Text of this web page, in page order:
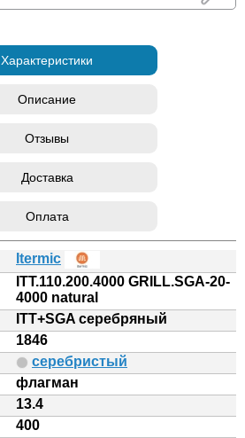
Характеристики
Описание
Отзывы
Доставка
Оплата
Itermic
ITT.110.200.4000 GRILL.SGA-20-
4000 natural
ITT+SGA серебряный
1846
серебристый
флагман
13.4
400